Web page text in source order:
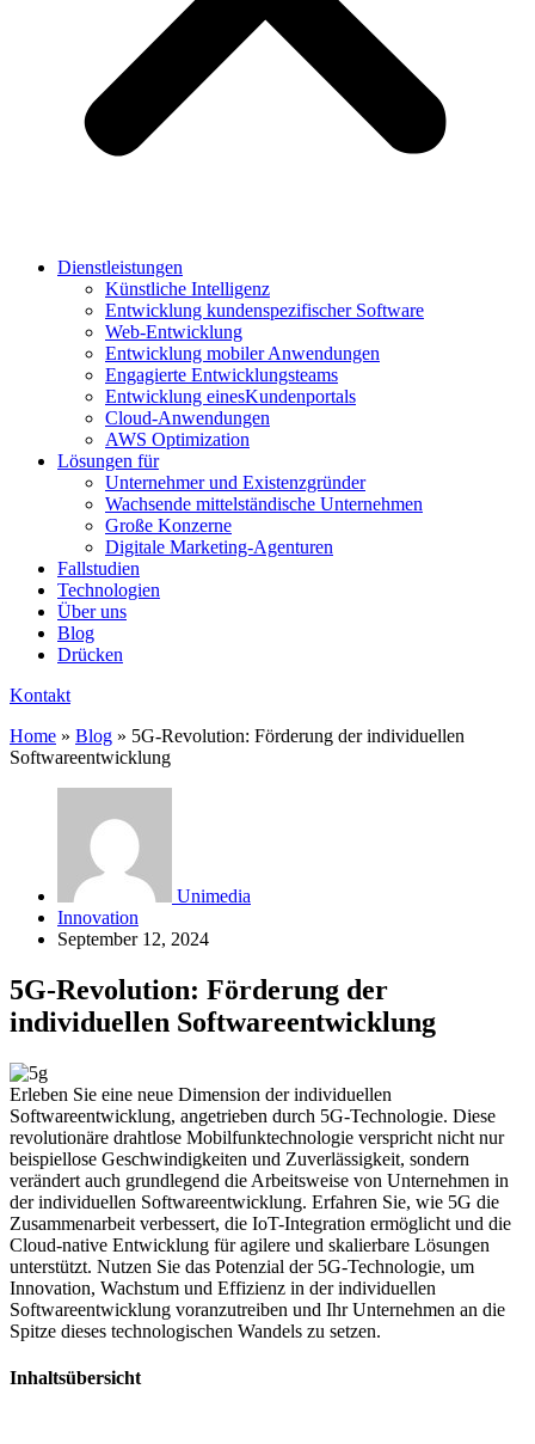
Dienstleistungen
Künstliche Intelligenz
Entwicklung kundenspezifischer Software
Web-Entwicklung
Entwicklung mobiler Anwendungen
Engagierte Entwicklungsteams
Entwicklung einesKundenportals
Cloud-Anwendungen
AWS Optimization
Lösungen für
Unternehmer und Existenzgründer
Wachsende mittelständische Unternehmen
Große Konzerne
Digitale Marketing-Agenturen
Fallstudien
Technologien
Über uns
Blog
Drücken
Kontakt
Home » Blog » 5G-Revolution: Förderung der individuellen
Softwareentwicklung
Unimedia
Innovation
September 12, 2024
5G-Revolution: Förderung der
individuellen Softwareentwicklung
Erleben Sie eine neue Dimension der individuellen
Softwareentwicklung, angetrieben durch 5G-Technologie. Diese
revolutionäre drahtlose Mobilfunktechnologie verspricht nicht nur
beispiellose Geschwindigkeiten und Zuverlässigkeit, sondern
verändert auch grundlegend die Arbeitsweise von Unternehmen in
der individuellen Softwareentwicklung. Erfahren Sie, wie 5G die
Zusammenarbeit verbessert, die IoT-Integration ermöglicht und die
Cloud-native Entwicklung für agilere und skalierbare Lösungen
unterstützt. Nutzen Sie das Potenzial der 5G-Technologie, um
Innovation, Wachstum und Effizienz in der individuellen
Softwareentwicklung voranzutreiben und Ihr Unternehmen an die
Spitze dieses technologischen Wandels zu setzen.
Inhaltsübersicht